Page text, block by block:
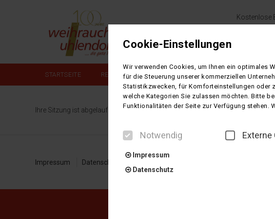
Kostenlose
STARTSEITE REISEANGEBOTE MIETBUS/BUS-CHARTER
Ihre Sitzung ist abgelaufen. Zurück zurStartseite
Impressum Datenschutz
Cookie-Einstellungen
Wir verwenden Cookies, um Ihnen ein optimales
für die Steuerung unserer kommerziellen
Statistikzwecken, für Komforteinstellungen oder
welche Kategorien Sie zulassen möchten. Bitte
Funktionalitäten der Seite zur Verfügung stehen.
Notwendig Externe
Impressum
Datenschutz